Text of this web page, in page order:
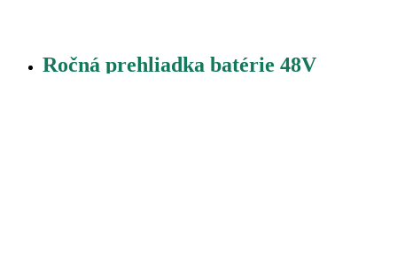
Ročná prehliadka batérie 48V